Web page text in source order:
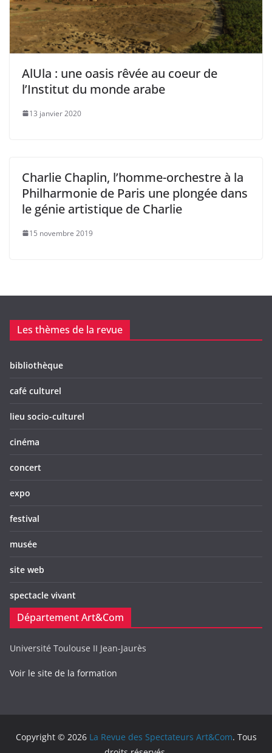
AlUla : une oasis rêvée au coeur de
l’Institut du monde arabe
13 janvier 2020
Charlie Chaplin, l’homme-orchestre à la
Philharmonie de Paris une plongée dans
le génie artistique de Charlie
15 novembre 2019
Les thèmes de la revue
bibliothèque
café culturel
lieu socio-culturel
cinéma
concert
expo
festival
musée
site web
spectacle vivant
Département Art&Com
Université Toulouse II Jean-Jaurès
Voir le site de la formation
Copyright © 2026 La Revue des Spectateurs Art&Com. Tous